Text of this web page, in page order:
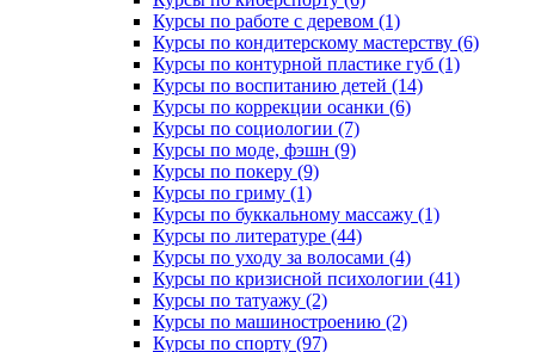
Курсы по работе с деревом (1)
Курсы по кондитерскому мастерству (6)
Курсы по контурной пластике губ (1)
Курсы по воспитанию детей (14)
Курсы по коррекции осанки (6)
Курсы по социологии (7)
Курсы по моде, фэшн (9)
Курсы по покеру (9)
Курсы по гриму (1)
Курсы по буккальному массажу (1)
Курсы по литературе (44)
Курсы по уходу за волосами (4)
Курсы по кризисной психологии (41)
Курсы по татуажу (2)
Курсы по машиностроению (2)
Курсы по спорту (97)